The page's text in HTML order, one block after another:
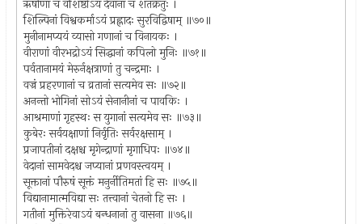
ऋषीणां च वशिष्ठोऽयं देवानां च शतक्रतुः ।
शिल्पिनां विश्वकर्माऽयं प्रह्लादः सुरविद्विषाम् ॥७०॥
मुनीनामप्ययं व्यासो गणानां च विनायकः ।
वीराणां वीरभद्रोऽयं सिद्धानां कपिलो मुनिः ॥७१॥
पर्वतानामयं मेरुर्नक्षत्राणां तु चन्द्रमाः ।
वज्रं प्रहरणानां च व्रतानां सत्यमेव सः ॥७२॥
अनन्तो भोगिनां सोऽयं सेनानीनां च पावकिः ।
आश्रमाणां गृहस्थः स युगानां सत्यमेव सः ॥७३॥
कुबेरः सर्वयक्षाणां निर्वृतिः सर्वरक्षसाम् ।
प्रजापतीनां दक्षश्च मृगेन्द्राणां मृगाधिपः ॥७४॥
वेदानां सामवेदश्च जप्यानां प्रणवस्त्वयम् ।
सूक्तानां पौरुषं सूक्तं मनुर्नीतिमतां हि सः ॥७५॥
विद्यानामात्मविद्या सः तत्त्वानां चेतनो हि सः ।
गतीनां मुक्तिरेवाऽयं बन्धनानां तु वासना ॥७६॥